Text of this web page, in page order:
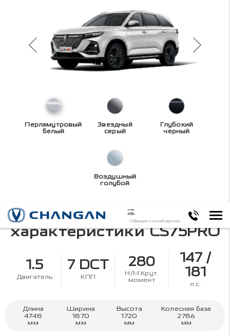
Официальный дилер
Перламутровый
белый
Звездный
серый
Глубокий
черный
Воздушный
голубой
Технические
характеристикиCS75PRO
1.5
Двигатель
7 DCT
КПП
280
Н/М Крут.
момент
147 /
181
л.с.
Длина
4748
мм
Ширина
1870
мм
Высота
1720
мм
Колесная база
2786
мм